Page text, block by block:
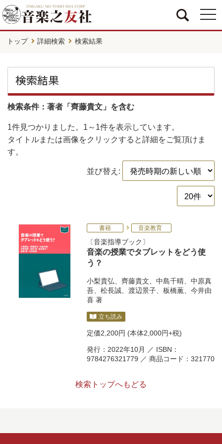
トップ 詳細検索 検索結果
検索結果
検索条件：著者「齊藤貴文」を含む
1件見つかりました。 1～1件を表示しています。
タイトルまたは画像をクリックすると詳細をご覧頂けま
す。
並び替え:
書籍 音楽教育
音楽指導ブック
音楽の授業でタブレットをどう使
う？
小梨貴弘 齊藤貴文 中島千晴
中原真
吾
松長誠 渡辺景子 板橋薫
今井由
喜 著
立ち読み
定価2,200円 (本体2,000円+税)
発行：2022年10月 ／ ISBN：
9784276321779 ／ 商品コード：321770
検索トップへもどる